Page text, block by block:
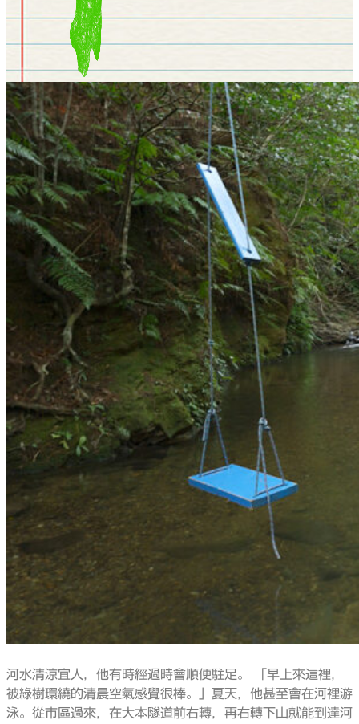
河水清涼宜人，他有時經過時會順便駐足。 「早上來這裡，
被綠樹環繞的清晨空氣感覺很棒。」夏天，他甚至會在河裡游
泳。從市區過來，在大本隧道前右轉，再右轉下山就能到達河